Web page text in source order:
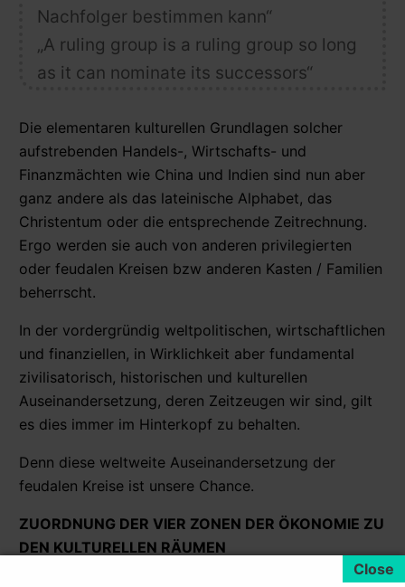
Nachfolger bestimmen kann“
„A ruling group is a ruling group so long
as it can nominate its successors“
Die elementaren kulturellen Grundlagen solcher
aufstrebenden Handels-, Wirtschafts- und
Finanzmächten wie China und Indien sind nun aber
ganz andere als das lateinische Alphabet, das
Christentum oder die entsprechende Zeitrechnung.
Ergo werden sie auch von anderen privilegierten
oder feudalen Kreisen bzw anderen Kasten / Familien
beherrscht.
In der vordergründig weltpolitischen, wirtschaftlichen
und finanziellen, in Wirklichkeit aber fundamental
zivilisatorisch, historischen und kulturellen
Auseinandersetzung, deren Zeitzeugen wir sind, gilt
es dies immer im Hinterkopf zu behalten.
Denn diese weltweite Auseinandersetzung der
feudalen Kreise ist unsere Chance.
ZUORDNUNG DER VIER ZONEN DER ÖKONOMIE ZU
DEN KULTURELLEN RÄUMEN